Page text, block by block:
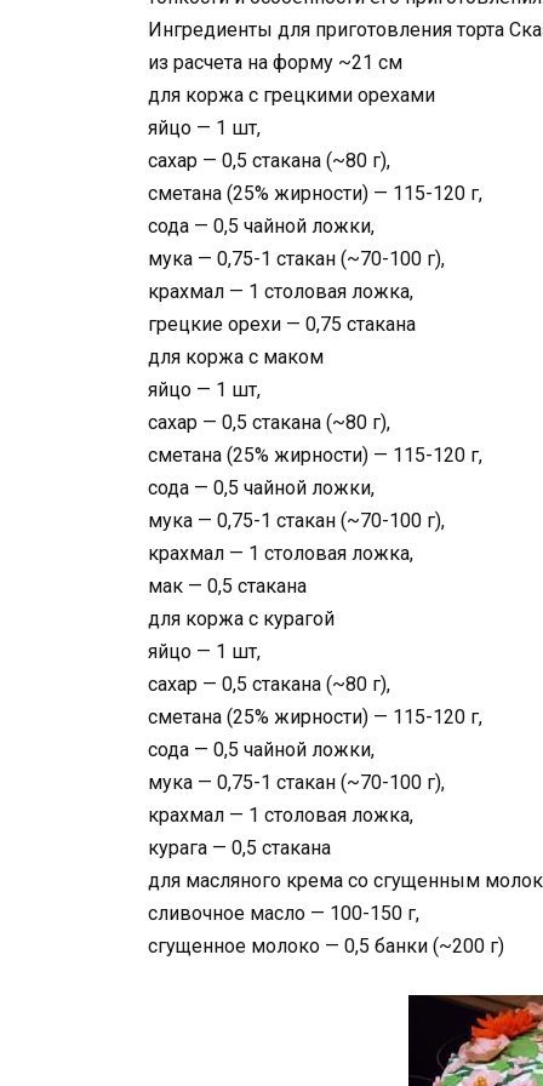
Ингредиенты для приготовления торта
из расчета на форму ~21 см
для коржа с грецкими орехами
яйцо — 1 шт,
сахар — 0,5 стакана (~80 г),
сметана (25% жирности) — 115-120 г,
сода — 0,5 чайной ложки,
мука — 0,75-1 стакан (~70-100 г),
крахмал — 1 столовая ложка,
грецкие орехи — 0,75 стакана
для коржа с маком
яйцо — 1 шт,
сахар — 0,5 стакана (~80 г),
сметана (25% жирности) — 115-120 г,
сода — 0,5 чайной ложки,
мука — 0,75-1 стакан (~70-100 г),
крахмал — 1 столовая ложка,
мак — 0,5 стакана
для коржа с курагой
яйцо — 1 шт,
сахар — 0,5 стакана (~80 г),
сметана (25% жирности) — 115-120 г,
сода — 0,5 чайной ложки,
мука — 0,75-1 стакан (~70-100 г),
крахмал — 1 столовая ложка,
курага — 0,5 стакана
для масляного крема со сгущенным
сливочное масло — 100-150 г,
сгущенное молоко — 0,5 банки (~200 г)